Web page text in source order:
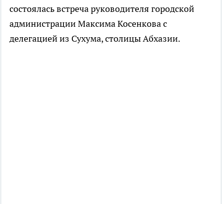
состоялась встреча руководителя городской
администрации Максима Косенкова с
делегацией из Сухума, столицы Абхазии.